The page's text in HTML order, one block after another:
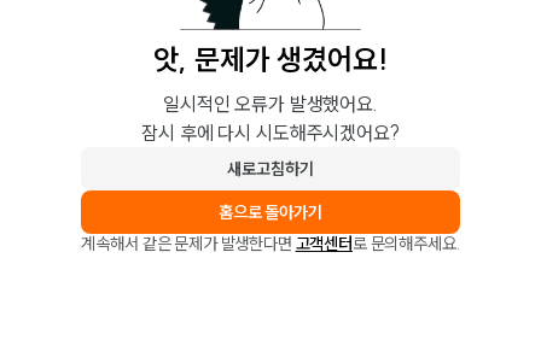
앗, 문제가 생겼어요!
일시적인 오류가 발생했어요.
잠시 후에 다시 시도해주시겠어요?
새로고침하기
홈으로 돌아가기
계속해서 같은 문제가 발생한다면 고객센터로 문의해주세요.